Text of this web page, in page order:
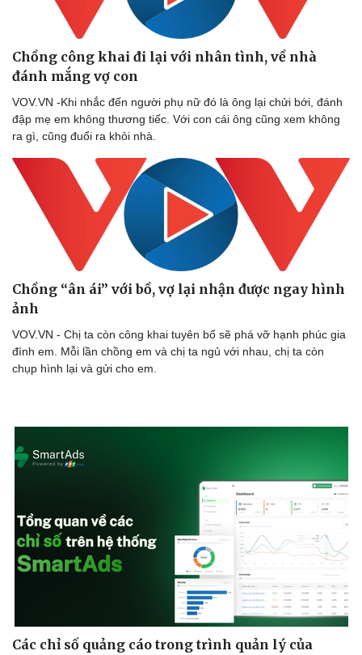
Chồng công khai đi lại với nhân tình, về nhà
đánh mắng vợ con
VOV.VN -Khi nhắc đến người phụ nữ đó là ông lại chửi bới, đánh
đập mẹ em không thương tiếc. Với con cái ông cũng xem không
ra gì, cũng đuổi ra khỏi nhà.
Chồng “ân ái” với bồ, vợ lại nhận được ngay hình
ảnh
VOV.VN - Chị ta còn công khai tuyên bố sẽ phá vỡ hạnh phúc gia
đình em. Mỗi lần chồng em và chị ta ngủ với nhau, chị ta còn
chụp hình lại và gửi cho em.
Các chỉ số quảng cáo trong trình quản lý của